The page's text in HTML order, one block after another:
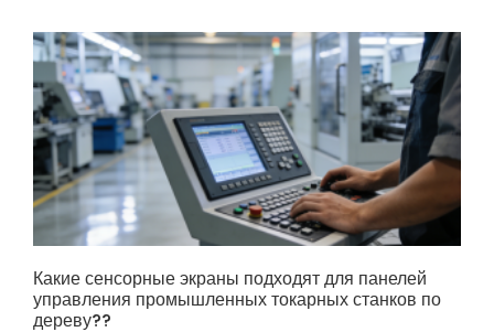
Какие сенсорные экраны подходят для панелей
управления промышленных токарных станков по
дереву??